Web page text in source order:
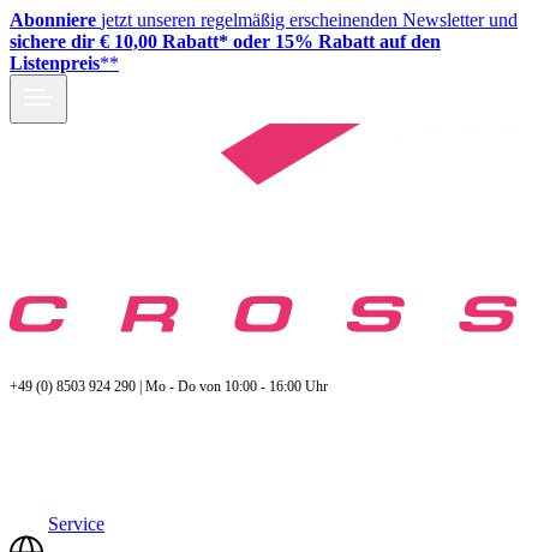
Abonniere jetzt unseren regelmäßig erscheinenden Newsletter und
sichere dir € 10,00 Rabatt* oder 15% Rabatt auf den
Listenpreis**
+49 (0) 8503 924 290 | Mo - Do von 10:00 - 16:00 Uhr
Service